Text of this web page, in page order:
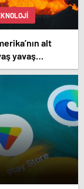
alt
yavaş
doğru eriyor!